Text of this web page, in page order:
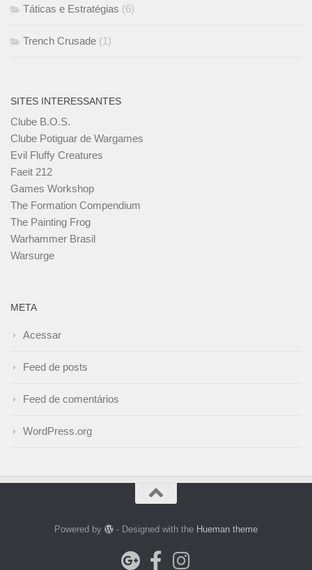
Táticas e Estratégias (6)
Trench Crusade (1)
SITES INTERESSANTES
Clube B.O.S.
Clube Potiguar de Wargames
Evil Fluffy Creatures
Faeit 212
Games Workshop
The Formation Compendium
The Painting Frog
Warhammer Brasil
Warsurge
META
Acessar
Feed de posts
Feed de comentários
WordPress.org
Powered by - Designed with the Hueman theme